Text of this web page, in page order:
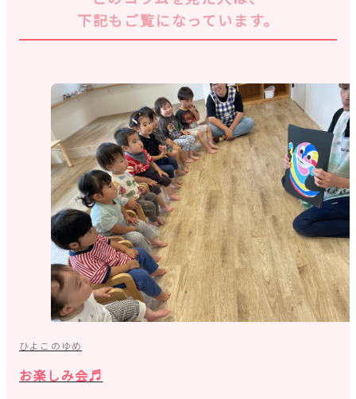
下記もご覧になっています。
ひよこのゆめ
お楽しみ会♬